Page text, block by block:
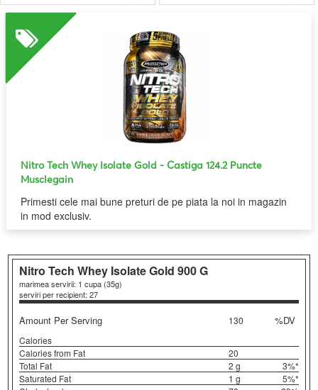
Nitro Tech Whey Isolate Gold- Castiga 124.2 Puncte
Musclegain
Primesti cele mai bune preturi de pe piata la noi in magazin
in mod exclusiv.
Nitro Tech Whey Isolate Gold900 G
marimea servirii: 1 cupa (35g)
serviri per recipient: 27
Amount Per Serving %DV
Calories
130
Calories from Fat
20
Total Fat
2 g
3%*
Saturated Fat
1 g
5%*